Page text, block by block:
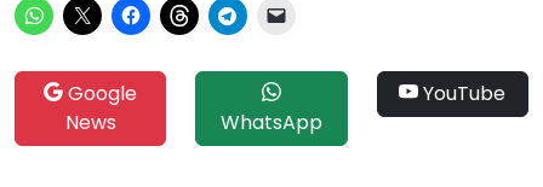
Google
News
WhatsApp
YouTube